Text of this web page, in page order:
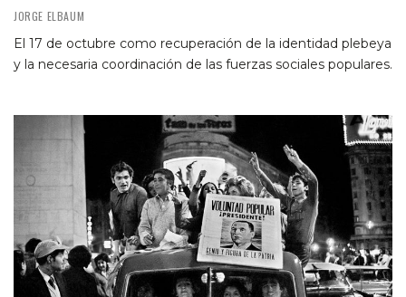
JORGE ELBAUM
El 17 de octubre como recuperación de la identidad plebeya
y la necesaria coordinación de las fuerzas sociales populares.